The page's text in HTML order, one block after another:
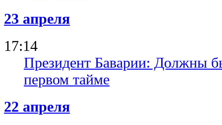
23 апреля
17:14
Президент Баварии: Должны
первом тайме
22 апреля